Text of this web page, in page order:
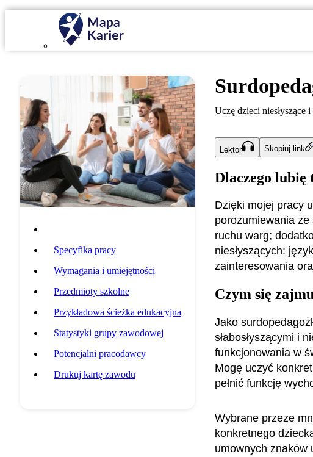
Specyfika pracy
Wymagania i umiejętności
Przedmioty szkolne
Przykładowa ścieżka edukacyjna
Statystyki grupy zawodowej
Potencjalni pracodawcy
Drukuj kartę zawodu
Uczę dzieci niesłyszące
Lektor Skopiuj link
Dlaczego lubię
Dzięki mojej pracy
porozumiewania
ruchu warg;
niesłyszących:
zainteresowania
Czym się
Jako
słabosłyszącymi i
funkcjonowania w
Mogę uczyć
pełnić funkcję
Wybrane przeze
konkretnego
umownych znaków